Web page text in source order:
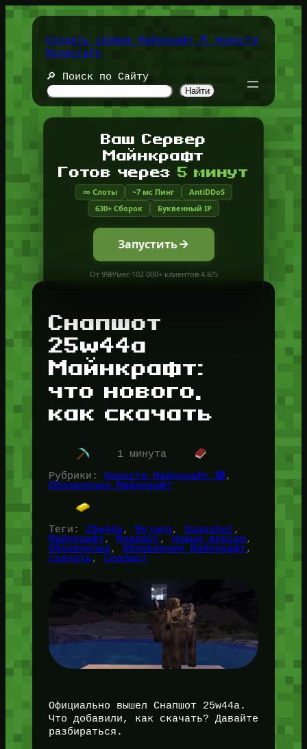
Перейти
содержимомуСоздать сервер Майнкрафт ⛏️ Новости
Minecraft
🔎 Поиск по Сайту
Найти
Ваш Сервер
Майнкрафт
Готов через 5 минут
∞ Слоты ~7 мс Пинг
AntiDDoS
630+ Сборок
Буквенный IP
Запустить
От 99₽/мес·102 000+ клиентов·4.8/5
Снапшот
25w44a
Майнкрафт:
что нового,
как скачать
1 минута
Рубрики:
Новости Майнкрафт 🔴
Обновления Майнкрафт
Теги: 25w44a, Mojang, Snapshot
Майнкрафт, Моджанг, Новые версии
Обновления, Обновления Майнкрафт
скачать, Снапшот
Официально вышел Снапшот 25w44a.
Что добавили, как скачать? Давайте
разбираться.